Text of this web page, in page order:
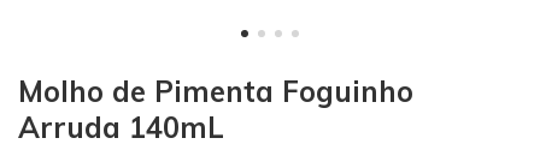
Molho de Pimenta Foguinho
Arruda 140mL